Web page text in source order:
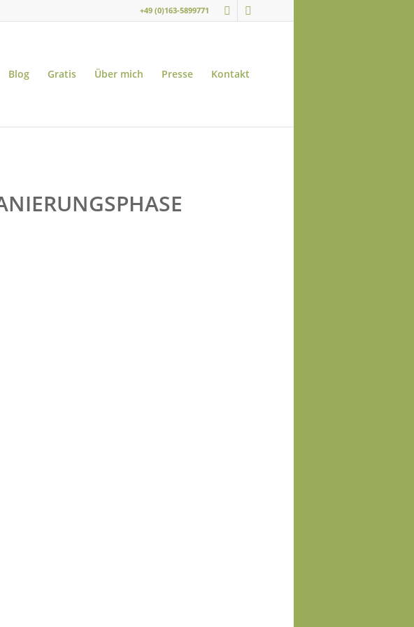
+49 (0)163-5899771
Blog Gratis Über mich Presse Kontakt